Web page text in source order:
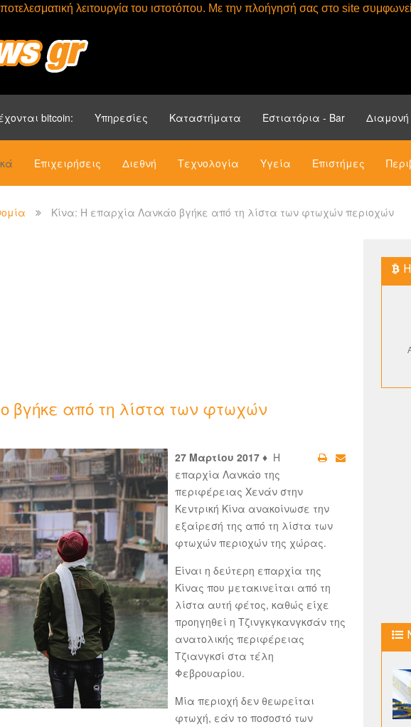
λειτουργία του ιστοτόπου. Με την πλοήγησή σας στο site
bitcoin: Υπηρεσίες Καταστήματα Εστιατόρια - Bar Διαμονή
Επιχειρήσεις Διεθνή Τεχνολογία Υγεία Επιστήμες
Κίνα: Η επαρχία Λανκάο βγήκε από τη λίστα των φτωχών περιοχών
βγήκε από τη λίστα των φτωχών
27 Μαρτίου 2017 ♦ Η
επαρχία Λανκάο της
περιφέρειας Χενάν στην
Κεντρική Κίνα ανακοίνωσε την
εξαίρεσή της από τη λίστα των
φτωχών περιοχών της χώρας.
Είναι η δεύτερη επαρχία της
Κίνας που μετακινείται από τη
λίστα αυτή φέτος, καθώς είχε
προηγηθεί η Τζινγκγκανγκσάν της
ανατολικής περιφέρειας
Τζιανγκσί στα τέλη
Φεβρουαρίου.
Μία περιοχή δεν θεωρείται
φτωχή, εάν το ποσοστό των